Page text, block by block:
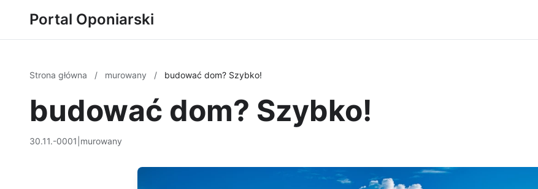
Portal Oponiarski
Strona główna / murowany / budować dom? Szybko!
budować dom? Szybko!
30.11.-0001 murowany